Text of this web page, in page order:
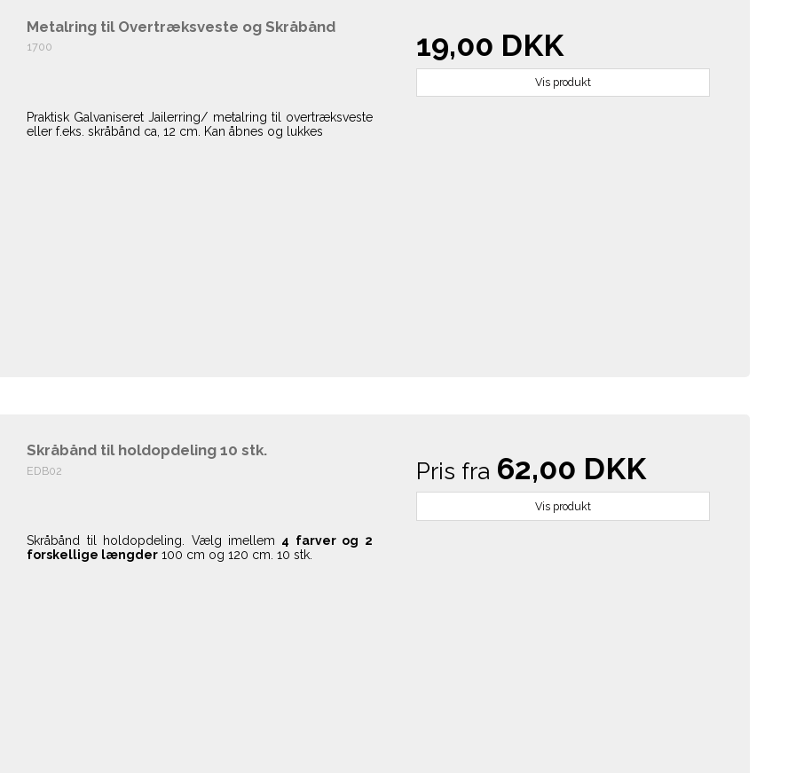
Metalring til Overtræksveste og Skråbånd
1700
Praktisk Galvaniseret Jailerring/ metalring til overtræksveste
eller f.eks. skråbånd ca, 12 cm. Kan åbnes og lukkes
19,00 DKK
Vis produkt
Skråbånd til holdopdeling 10 stk.
EDB02
Skråbånd til holdopdeling. Vælg imellem 4 farverog 2
forskellige længder 100 cm og 120 cm. 10 stk.
Pris fra 62,00 DKK
Vis produkt